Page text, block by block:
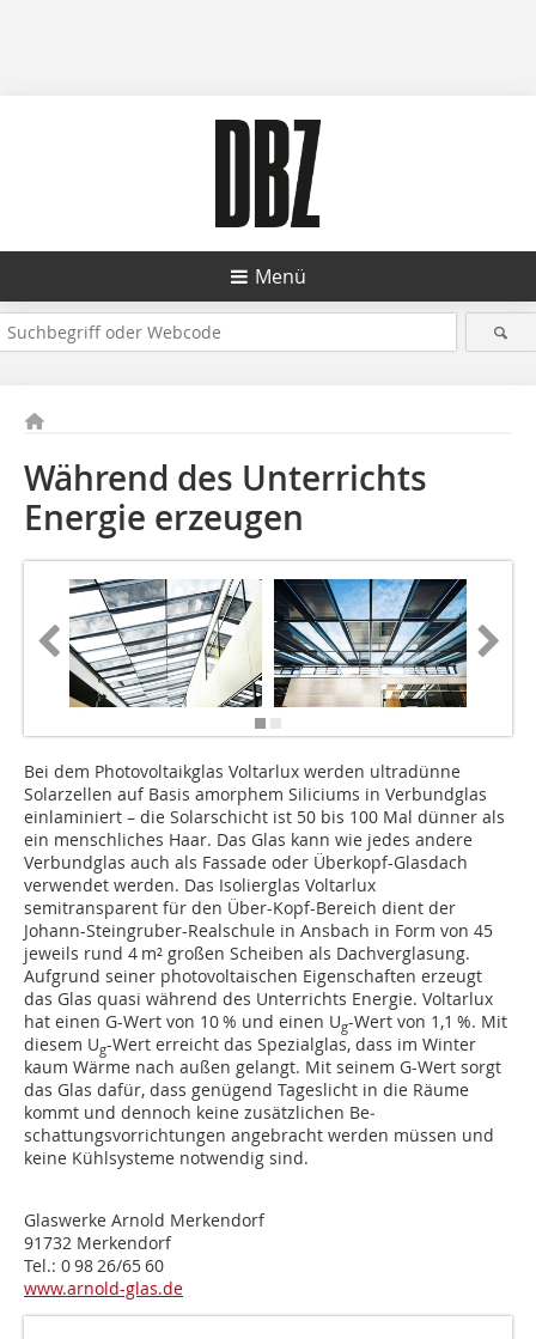
Menü
Während des Unterrichts
Energie erzeugen
Bei dem Photovoltaikglas Voltarlux werden ultradünne
Solarzellen auf Basis amorphem Siliciums in Verbundglas
einlaminiert – die Solarschicht ist 50 bis 100 Mal dünner als
ein menschliches Haar. Das Glas kann wie jedes andere
Verbundglas auch als Fassade oder Überkopf-Glasdach
verwendet werden. Das Isolierglas Voltarlux
semitransparent für den Über-Kopf-Bereich dient der
Johann-Steingruber-Realschule in Ansbach in Form von 45
jeweils rund 4 m² großen Scheiben als Dach­verglasung.
Aufgrund seiner photovoltaischen Eigenschaften erzeugt
das Glas quasi während des Unterrichts Energie. Voltarlux
hat einen G-Wert von 10 % und einen Ug-Wert von 1,1 %. Mit
diesem Ug-Wert erreicht das Spezialglas, dass im Winter
kaum Wärme nach außen gelangt. Mit seinem G-Wert sorgt
das Glas dafür, dass ge­nügend Tageslicht in die Räume
kommt und dennoch keine zusätzlichen Be­
schattungsvorrich­tun­gen angebracht werden müssen und
keine Kühlsysteme not­wendig sind.
Glaswerke Arnold Merkendorf
91732 Merkendorf
Tel.: 0 98 26/65 60
www.arnold-glas.de